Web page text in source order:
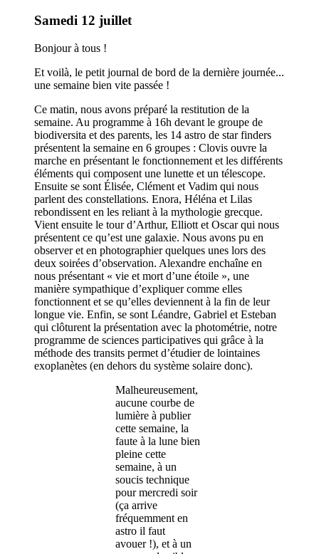
Samedi 12 juillet
Bonjour à tous !
Et voilà, le petit journal de bord de la dernière journée...
une semaine bien vite passée !
Ce matin, nous avons préparé la restitution de la
semaine. Au programme à 16h devant le groupe de
biodiversita et des parents, les 14 astro de star finders
présentent la semaine en 6 groupes : Clovis ouvre la
marche en présentant le fonctionnement et les différents
éléments qui composent une lunette et un télescope.
Ensuite se sont Élisée, Clément et Vadim qui nous
parlent des constellations. Enora, Héléna et Lilas
rebondissent en les reliant à la mythologie grecque.
Vient ensuite le tour d’Arthur, Elliott et Oscar qui nous
présentent ce qu’est une galaxie. Nous avons pu en
observer et en photographier quelques unes lors des
deux soirées d’observation. Alexandre enchaîne en
nous présentant « vie et mort d’une étoile », une
manière sympathique d’expliquer comme elles
fonctionnent et se qu’elles deviennent à la fin de leur
longue vie. Enfin, se sont Léandre, Gabriel et Esteban
qui clôturent la présentation avec la photométrie, notre
programme de sciences participatives qui grâce à la
méthode des transits permet d’étudier de lointaines
exoplanètes (en dehors du système solaire donc).
Malheureusement,
aucune courbe de
lumière à publier
cette semaine, la
faute à la lune bien
pleine cette
semaine, à un
soucis technique
pour mercredi soir
(ça arrive
fréquemment en
astro il faut
avouer !), et à un